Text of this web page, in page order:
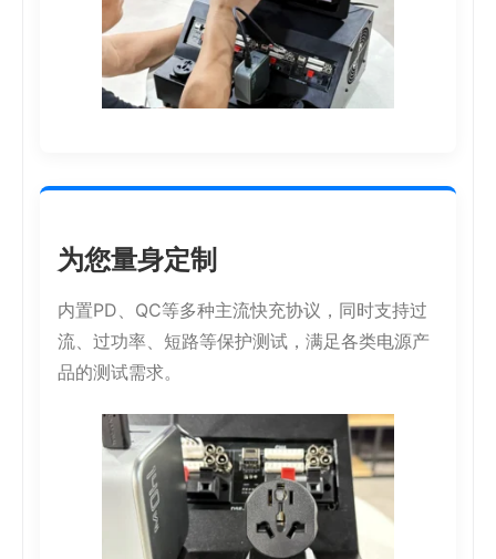
为您量身定制
内置PD、QC等多种主流快充协议，同时支持过
流、过功率、短路等保护测试，满足各类电源产
品的测试需求。